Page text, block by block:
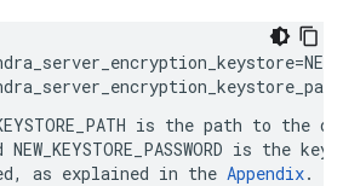
is the path to the
NEW_KEYSTORE_PASSWORD is the
as explained in the Appendix.